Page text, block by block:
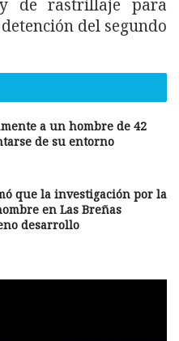
de rastrillaje para
del segundo
a un hombre de 42
de su entorno
que la investigación por la
en Las Breñas
desarrollo